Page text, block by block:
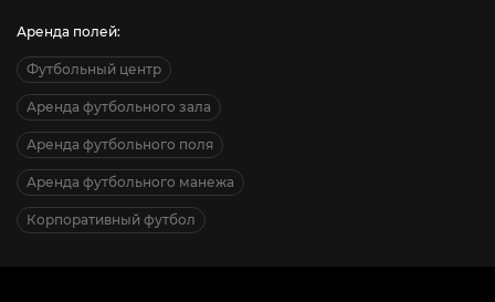
Аренда полей:
Футбольный центр
Аренда футбольного зала
Аренда футбольного поля
Аренда футбольного манежа
Корпоративный футбол